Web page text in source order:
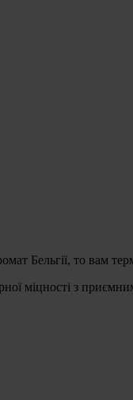
Бельгії, то вам
міцності з